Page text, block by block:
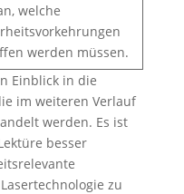
welche
werden müssen.
Einblick in die
im weiteren Verlauf
werden. Es ist
besser
zu